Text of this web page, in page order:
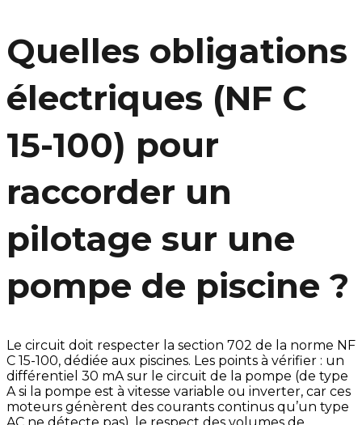
Quelles obligations
électriques (NF C
15-100) pour
raccorder un
pilotage sur une
pompe de piscine ?
Le circuit doit respecter la section 702 de la norme NF
C 15-100, dédiée aux piscines. Les points à vérifier : un
différentiel 30 mA sur le circuit de la pompe (de type
A si la pompe est à vitesse variable ou inverter, car ces
moteurs génèrent des courants continus qu’un type
AC ne détecte pas), le respect des volumes de